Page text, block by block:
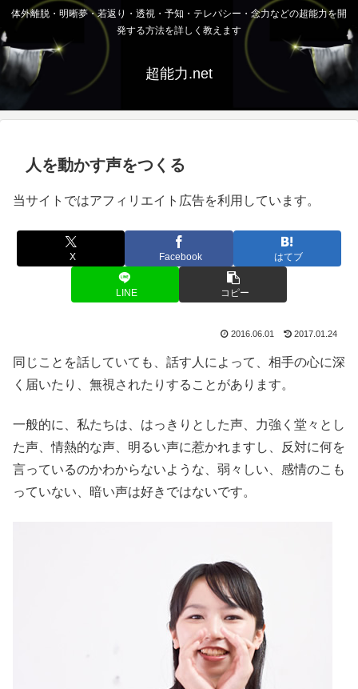
体外離脱・明晰夢・若返り・透視・予知・テレパシー・念力などの超能力を開
発する方法を詳しく教えます
超能力.net
人を動かす声をつくる
当サイトではアフィリエイト広告を利用しています。
X Facebook はてブ
LINE コピー
2016.06.01 2017.01.24
同じことを話していても、話す人によって、相手の心に深
く届いたり、無視されたりすることがあります。
一般的に、私たちは、はっきりとした声、力強く堂々とし
た声、情熱的な声、明るい声に惹かれますし、反対に何を
言っているのかわからないような、弱々しい、感情のこも
っていない、暗い声は好きではないです。